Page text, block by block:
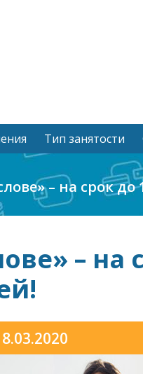
Тип занятости
– на срок до
– на